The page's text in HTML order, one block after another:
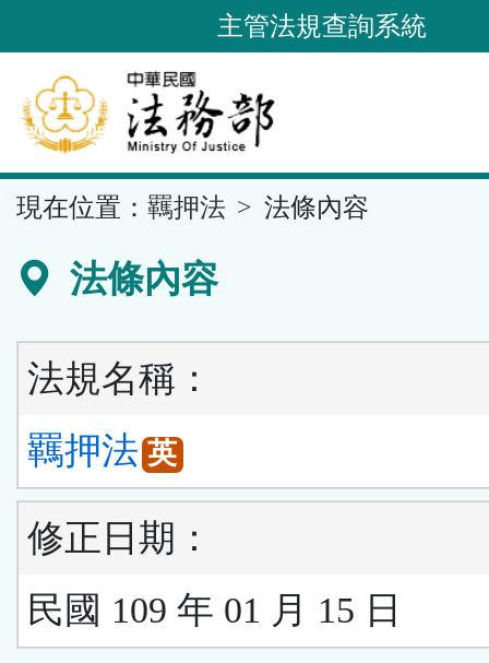
到
要
內
容
區
主管法規查詢系統
現在位置： 羈押法 法條內容
法條內容
法規名稱：
羈押法 英
修正日期：
民國 109 年 01 月 15 日